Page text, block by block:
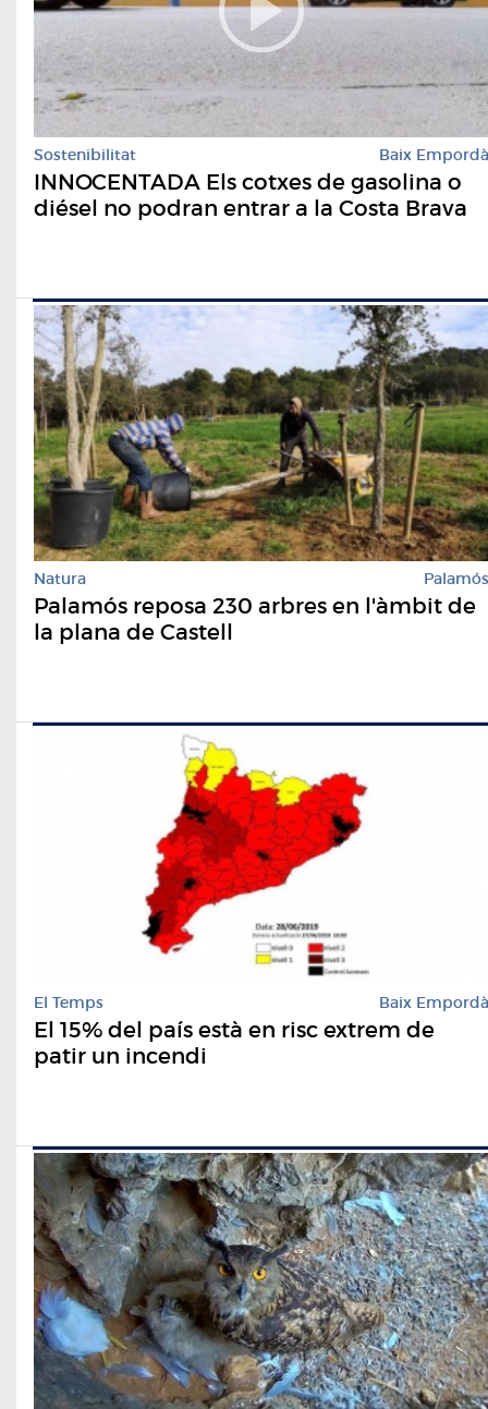
Sostenibilitat Baix Empordà
INNOCENTADA Els cotxes de gasolina o
diésel no podran entrar a la Costa Brava
Natura Palamós
Palamós reposa 230 arbres en l'àmbit de
la plana de Castell
El Temps Baix Empordà
El 15% del país està en risc extrem de
patir un incendi